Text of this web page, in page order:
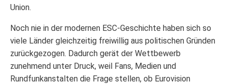
Union.
Noch nie in der modernen ESC-Geschichte haben sich so
viele Länder gleichzeitig freiwillig aus politischen Gründen
zurückgezogen. Dadurch gerät der Wettbewerb
zunehmend unter Druck, weil Fans, Medien und
Rundfunkanstalten die Frage stellen, ob Eurovision